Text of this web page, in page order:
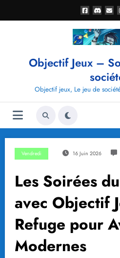
contenu
Objectif Jeux –
Objectif jeux, Le jeu de
Vendredi 16 Juin 2026
Les Soirées
avec Objectif
Refuge pour
Modernes